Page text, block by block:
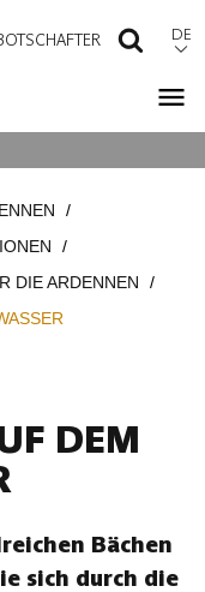
OTSCHAFTER DE
DIE ARDENNEN
DEM
Bächen
sich durch die